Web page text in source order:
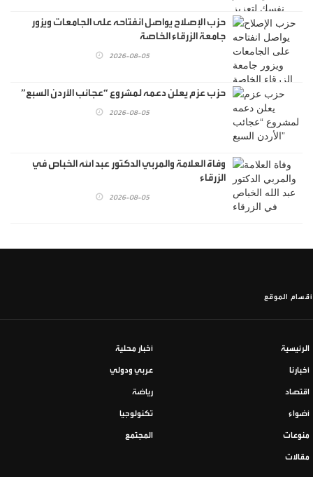
حزب الإصلاح يواصل انفتاحه على الجامعات ويزور
جامعة الزرقاء الخاصة
2026-08-05
حزب عزم يعلن دعمه لمشروع “عجائب الأردن السبع”
2026-08-05
وفاة العلامة والمربي الدكتور عبد الله الخباص في
الزرقاء
2026-08-05
أقسام الموقع
الرئيسية أخبار محلية
أخبارنا عربي ودولي
اقتصاد رياضة
أضواء تكنولوجيا
منوعات المجتمع
مقالات